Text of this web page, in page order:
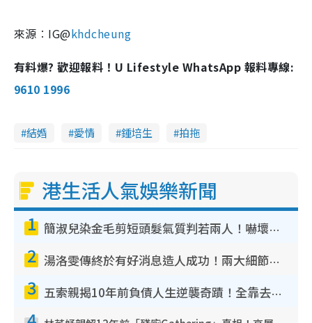
來源︰IG@khdcheung
有料爆? 歡迎報料！U Lifestyle WhatsApp 報料專線:
9610 1996
結婚 愛情 鍾培生 拍拖
港生活人氣娛樂新聞
1 簡淑兒染金毛剪短頭髮氣質判若兩人！嚇壞老公麥大力都認唔出：「你做咩事？」
2 湯洛雯傳終於有好消息造人成功！兩大細節曝孕味極濃惹猜測：大肚婆先會咁！
3 五索親揭10年前負債人生逆襲奇蹟！全靠去一地方轉運後即遇上馬先生